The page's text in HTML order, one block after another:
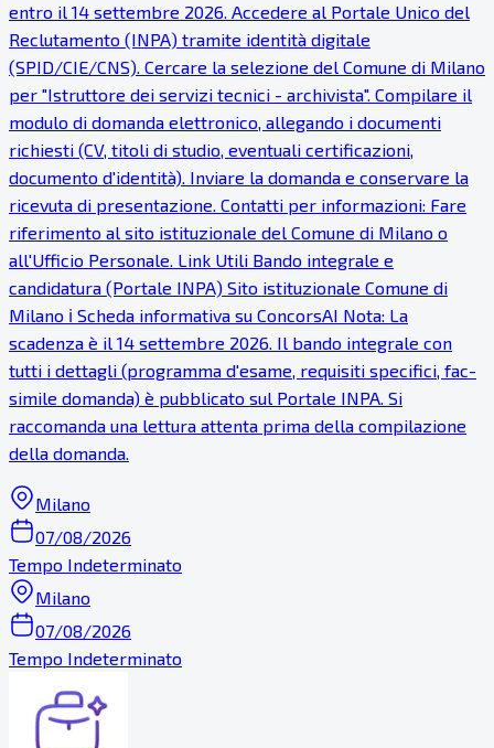
entro il 14 settembre 2026. Accedere al Portale Unico del
Reclutamento (INPA) tramite identità digitale
(SPID/CIE/CNS). Cercare la selezione del Comune di Milano
per "Istruttore dei servizi tecnici - archivista". Compilare il
modulo di domanda elettronico, allegando i documenti
richiesti (CV, titoli di studio, eventuali certificazioni,
documento d'identità). Inviare la domanda e conservare la
ricevuta di presentazione. Contatti per informazioni: Fare
riferimento al sito istituzionale del Comune di Milano o
all'Ufficio Personale. Link Utili Bando integrale e
candidatura (Portale INPA) Sito istituzionale Comune di
Milano ℹ Scheda informativa su ConcorsAI Nota: La
scadenza è il 14 settembre 2026. Il bando integrale con
tutti i dettagli (programma d'esame, requisiti specifici, fac-
simile domanda) è pubblicato sul Portale INPA. Si
raccomanda una lettura attenta prima della compilazione
della domanda.
Milano
07/08/2026
Tempo Indeterminato
Milano
07/08/2026
Tempo Indeterminato